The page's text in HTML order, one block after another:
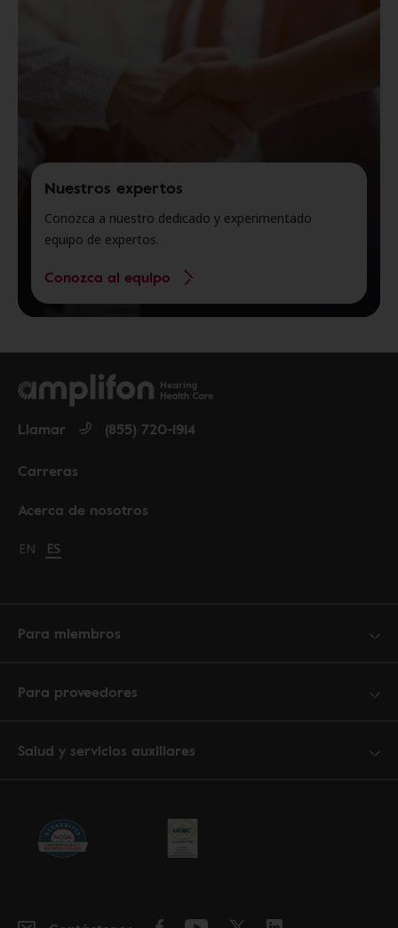
Nuestros expertos
Conozca a nuestro dedicado y experimentado
equipo de expertos.
Conozca al equipo
Acerca de nosotros
Carreras
Llamar (855) 720-1914
Change language to English
EN Cambiar idioma a español
ES
Para miembros
Para proveedores
Salud y servicios auxiliares